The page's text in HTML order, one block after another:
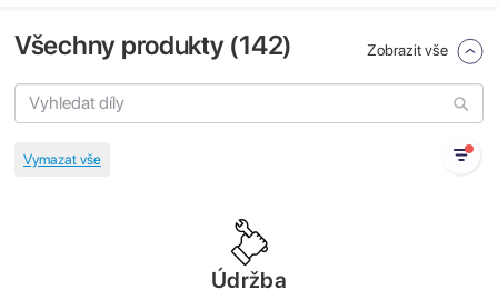
Všechny produkty (142) Zobrazit vše
Údržba